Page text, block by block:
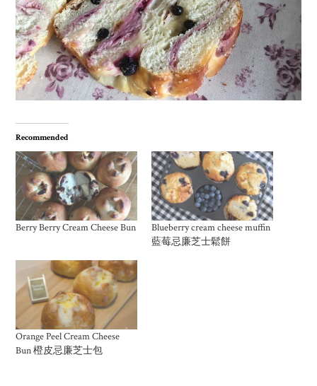
Recommended
Berry Berry Cream Cheese Bun
Blueberry cream cheese muffin
藍莓忌廉芝士鬆餅
Orange Peel Cream Cheese
Bun 橙皮忌廉芝士包